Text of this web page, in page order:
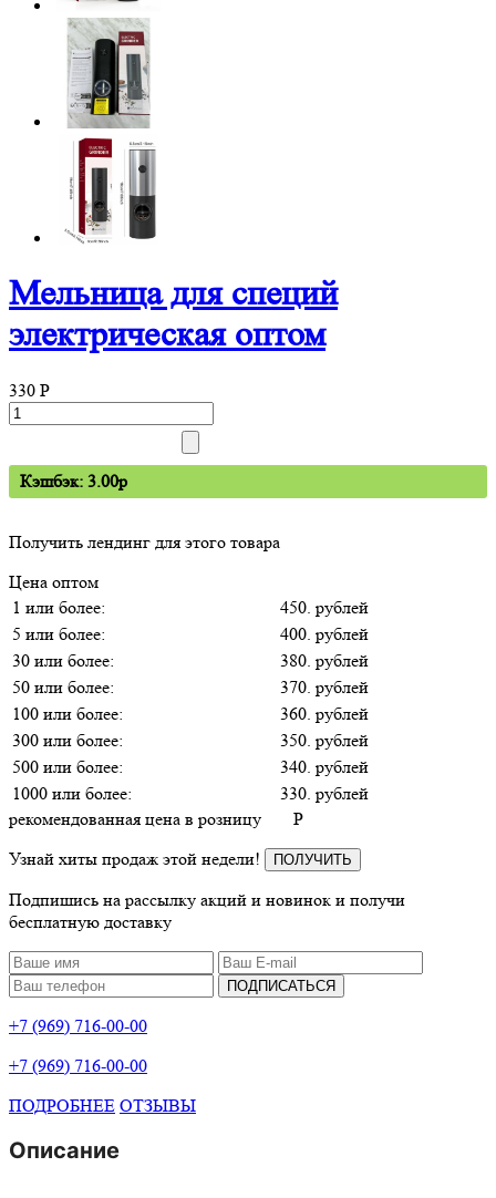
Мельница для специй
электрическая оптом
330 P
Кэшбэк: 3.00p
Получить лендинг для этого товара
Цена оптом
1 или более:
450. рублей
5 или более:
400. рублей
30 или более:
380. рублей
50 или более:
370. рублей
100 или более:
360. рублей
300 или более:
350. рублей
500 или более:
340. рублей
1000 или более:
330. рублей
рекомендованная цена в розницу
P
Узнай хиты продаж этой недели!
ПОЛУЧИТЬ
Подпишись на рассылку акций и новинок и получи
бесплатную доставку
ПОДПИСАТЬСЯ
+7 (969) 716-00-00
+7 (969) 716-00-00
ПОДРОБНЕЕ ОТЗЫВЫ
Описание